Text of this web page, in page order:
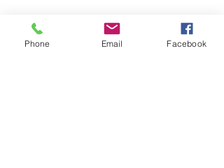
Phone Email Facebook